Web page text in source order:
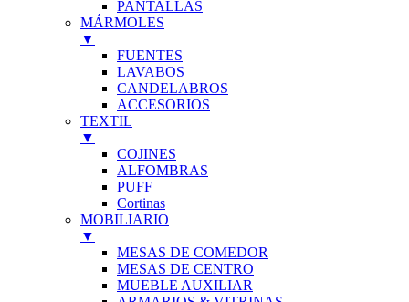
PANTALLAS
MÁRMOLES
▼
FUENTES
LAVABOS
CANDELABROS
ACCESORIOS
TEXTIL
▼
COJINES
ALFOMBRAS
PUFF
Cortinas
MOBILIARIO
▼
MESAS DE COMEDOR
MESAS DE CENTRO
MUEBLE AUXILIAR